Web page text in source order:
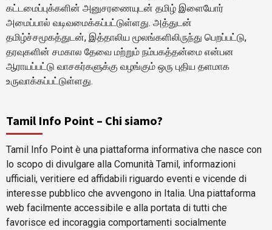
கட்டமைப்புக்களின் அனுசரணையுடன் தமிழ் இளையோர்
அமைப்பால் வடிவமைக்கப்பட்டுள்ளது. அத்துடன்
தமிழ்ச்சமூகத்துடன், இத்தாலிய மூலங்களிலிருந்து பெறப்பட்டு,
தரவுகளின் சமகால தேவை மற்றும் நம்பகத்தன்மை என்பன
ஆராயப்பட்டு வாசகர்களுக்கு வழங்கும் ஒரு புதிய தளமாக
உருவாக்கப்பட்டுள்ளது.
Tamil Info Point – Chi siamo?
Tamil Info Point è una piattaforma informativa che nasce con
lo scopo di divulgare alla Comunità Tamil, informazioni
ufficiali, veritiere ed affidabili riguardo eventi e vicende di
interesse pubblico che avvengono in Italia. Una piattaforma
web facilmente accessibile e alla portata di tutti che
favorisce ed incoraggia comportamenti socialmente